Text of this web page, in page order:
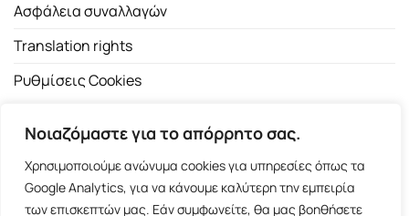
Νοιαζόμαστε για το απόρρητο σας.
Χρησιμοποιούμε ανώνυμα cookies για υπηρεσίες όπως τα
Google Analytics, για να κάνουμε καλύτερη την εμπειρία
των επισκεπτών μας. Εάν συμφωνείτε, θα μας βοηθήσετε
Ασφάλεια συναλλαγών
Translation rights
Ρυθμίσεις Cookies